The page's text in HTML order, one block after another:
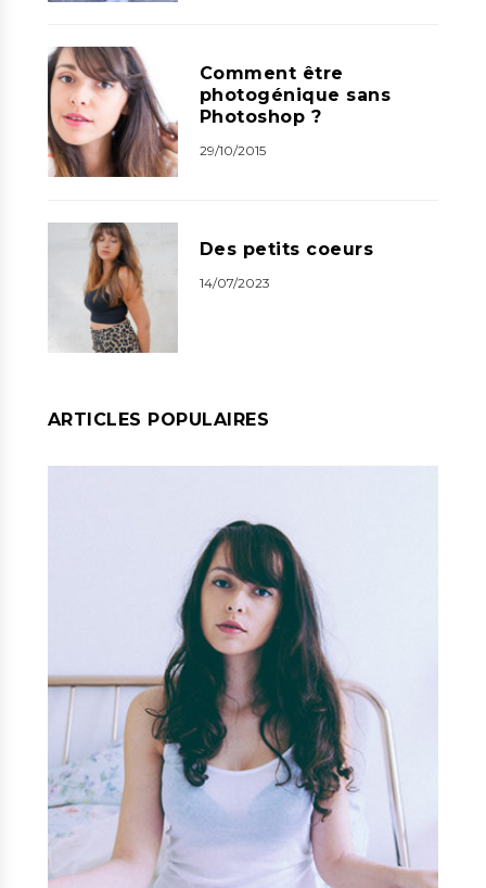
Comment être
photogénique sans
Photoshop ?
29/10/2015
Des petits coeurs
14/07/2023
ARTICLES POPULAIRES